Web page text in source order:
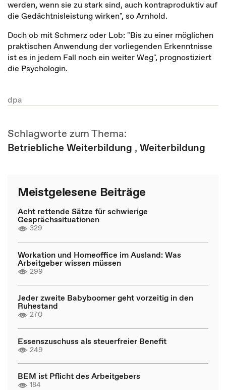
werden, wenn sie zu stark sind, auch kontraproduktiv auf
die Gedächtnisleistung wirken", so Arnhold.
Doch ob mit Schmerz oder Lob: "Bis zu einer möglichen
praktischen Anwendung der vorliegenden Erkenntnisse
ist es in jedem Fall noch ein weiter Weg", prognostiziert
die Psychologin.
dpa
Schlagworte zum Thema:
Betriebliche Weiterbildung , Weiterbildung
Meistgelesene Beiträge
Acht rettende Sätze für schwierige
Gesprächssituationen
329
Workation und Homeoffice im Ausland: Was
Arbeitgeber wissen müssen
299
Jeder zweite Babyboomer geht vorzeitig in den
Ruhestand
270
Essenszuschuss als steuerfreier Benefit
249
BEM ist Pflicht des Arbeitgebers
184